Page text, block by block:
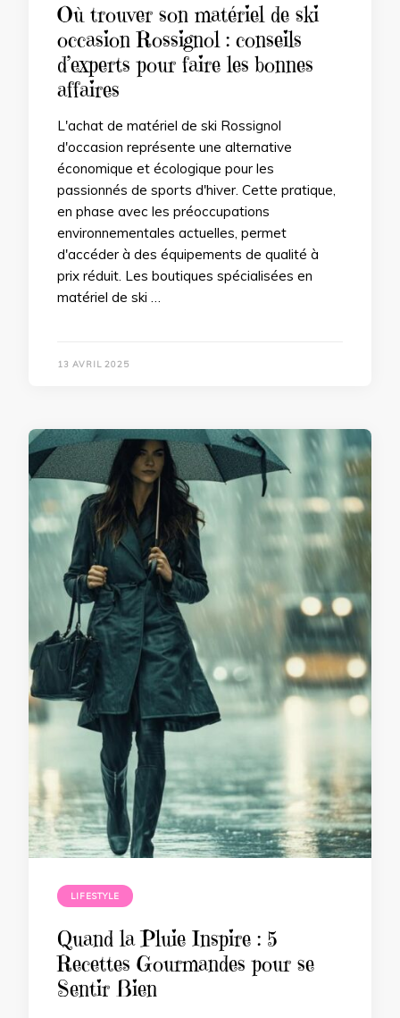
Où trouver son matériel de ski
occasion Rossignol : conseils
d’experts pour faire les bonnes
affaires
L'achat de matériel de ski Rossignol
d'occasion représente une alternative
économique et écologique pour les
passionnés de sports d'hiver. Cette pratique,
en phase avec les préoccupations
environnementales actuelles, permet
d'accéder à des équipements de qualité à
prix réduit. Les boutiques spécialisées en
matériel de ski …
13 AVRIL 2025
LIFESTYLE
Quand la Pluie Inspire : 5
Recettes Gourmandes pour se
Sentir Bien